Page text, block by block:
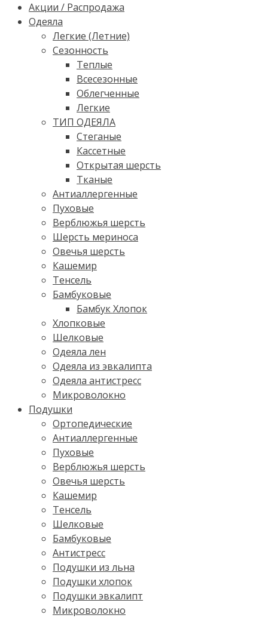
Акции / Распродажа
Одеяла
Легкие (Летние)
Сезонность
Теплые
Всесезонные
Облегченные
Легкие
ТИП ОДЕЯЛА
Стеганые
Кассетные
Открытая шерсть
Тканые
Антиаллергенные
Пуховые
Верблюжья шерсть
Шерсть мериноса
Овечья шерсть
Кашемир
Тенсель
Бамбуковые
Бамбук Хлопок
Хлопковые
Шелковые
Одеяла лен
Одеяла из эвкалипта
Одеяла антистресс
Микроволокно
Подушки
Ортопедические
Антиаллергенные
Пуховые
Верблюжья шерсть
Овечья шерсть
Кашемир
Тенсель
Шелковые
Бамбуковые
Антистресс
Подушки из льна
Подушки хлопок
Подушки эвкалипт
Микроволокно